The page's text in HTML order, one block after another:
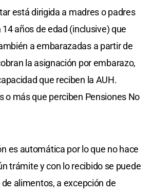
está dirigida a madres o padres
años de edad (inclusive) que
a embarazadas a partir de
la asignación por embarazo,
que reciben la AUH.
o más que perciben Pensiones No
es automática por lo que no hace
trámite y con lo recibido se puede
alimentos, a excepción de